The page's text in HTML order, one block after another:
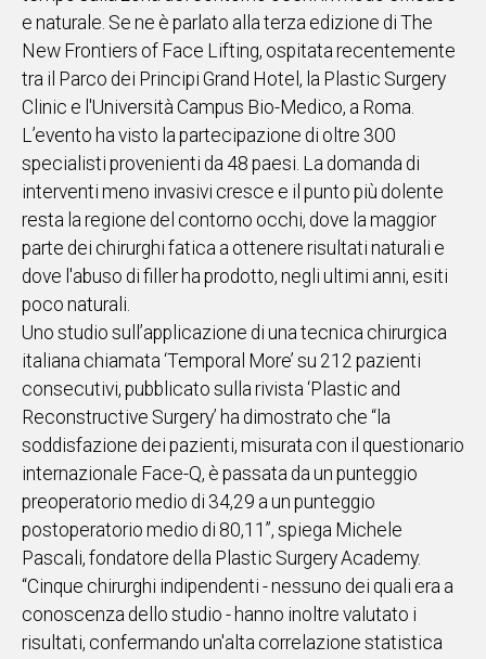
POLITICA
IN
ITALIA
NEL
MONDO
SPORT
EVENTI
STORIE
VIDEO
UNISCITI
WHATSAPP
Social
e naturale. Se ne è parlato alla terza edizione di The
New Frontiers of Face Lifting, ospitata recentemente
tra il Parco dei Principi Grand Hotel, la Plastic Surgery
Clinic e l'Università Campus Bio-Medico, a Roma.
L’evento ha visto la partecipazione di oltre 300
specialisti provenienti da 48 paesi. La domanda di
interventi meno invasivi cresce e il punto più dolente
resta la regione del contorno occhi, dove la maggior
parte dei chirurghi fatica a ottenere risultati naturali e
dove l'abuso di filler ha prodotto, negli ultimi anni, esiti
poco naturali.
Uno studio sull’applicazione di una tecnica chirurgica
italiana chiamata ‘Temporal More’ su 212 pazienti
consecutivi, pubblicato sulla rivista ‘Plastic and
Reconstructive Surgery’ ha dimostrato che “la
soddisfazione dei pazienti, misurata con il questionario
internazionale Face-Q, è passata da un punteggio
preoperatorio medio di 34,29 a un punteggio
postoperatorio medio di 80,11”, spiega Michele
Pascali, fondatore della Plastic Surgery Academy.
“Cinque chirurghi indipendenti - nessuno dei quali era a
conoscenza dello studio - hanno inoltre valutato i
risultati, confermando un'alta correlazione statistica